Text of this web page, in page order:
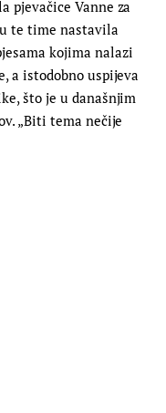
pjevačice Vanne za
te time nastavila
kojima nalazi
a istodobno uspijeva
što je u današnjim
„Biti tema nečije